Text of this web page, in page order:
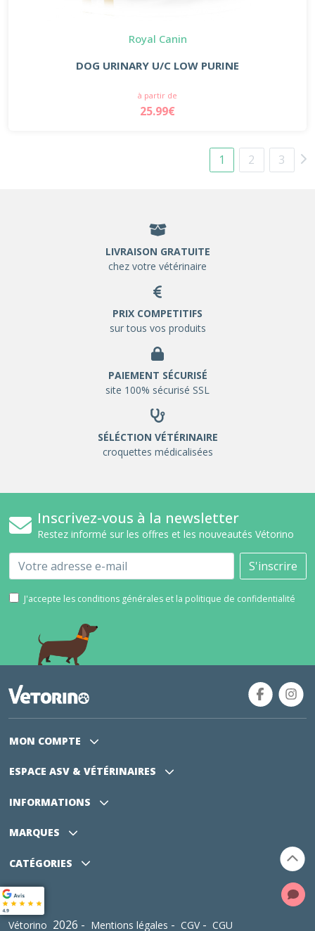
Royal Canin
DOG URINARY U/C LOW PURINE
à partir de
25.99€
1 2 3
LIVRAISON GRATUITE
chez votre vétérinaire
PRIX COMPETITIFS
sur tous vos produits
PAIEMENT SÉCURISÉ
site 100% sécurisé SSL
SÉLÉCTION VÉTÉRINAIRE
croquettes médicalisées
Inscrivez-vous à la newsletter
Restez informé sur les offres et les nouveautés Vétorino
Email S'inscrire
J'accepte les conditions générales et la politique de confidentialité
MON COMPTE
ESPACE ASV & VÉTÉRINAIRES
INFORMATIONS
MARQUES
CATÉGORIES
Vétorino 2026 - Mentions légales - CGV- CGU